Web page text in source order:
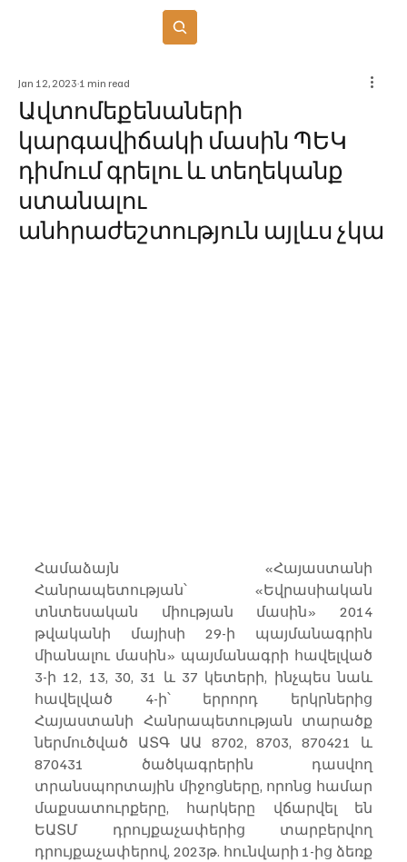
Ավտոմեքենաների
կարգավիճակի մասին ՊԵԿ
դիմում գրելու և տեղեկանք
ստանալու
անհրաժեշտություն այլևս չկա
Jan 12, 2023 1 min read
Համաձայն «Հայաստանի
Հանրապետության՝ «Եվրասիական
տնտեսական միության մասին» 2014
թվականի մայիսի 29-ի պայմանագրին
միանալու մասին» պայմանագրի հավելված
3-ի 12, 13, 30, 31 և 37 կետերի, ինչպես նաև
հավելված 4-ի՝ երրորդ երկրներից
Հայաստանի Հանրապետության տարածք
ներմուծված ԱՏԳ ԱԱ 8702, 8703, 870421 և
870431 ծածկագրերին դասվող
տրանսպորտային միջոցները, որոնց համար
մաքսատուրքերը, հարկերը վճարվել են
ԵԱՏՄ դրույքաչափերից տարբերվող
դրույքաչափերով, 2023թ. հունվարի 1-ից ձեռք